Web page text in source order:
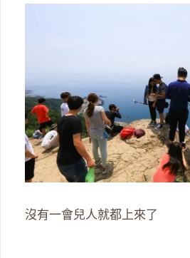
沒有一會兒人就都上來了